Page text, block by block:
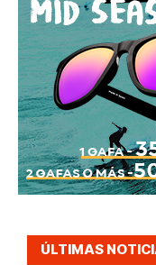
ÚLTIMAS